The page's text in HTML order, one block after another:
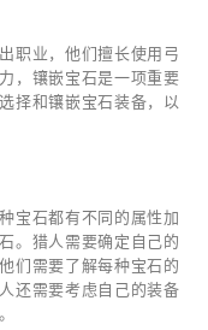
职业，他们擅长使用弓
，镶嵌宝石是一项重要
择和镶嵌宝石装备，以
宝石都有不同的属性加
。猎人需要确定自己的
们需要了解每种宝石的
还需要考虑自己的装备